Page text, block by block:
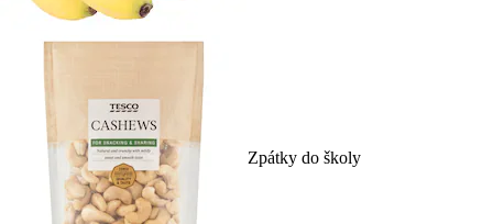
Zpátky do školy